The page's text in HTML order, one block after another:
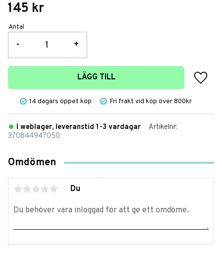
145 kr
Antal
+
-
LÄGG TILL
Lägg
14 dagars öppet köp Fri frakt vid köp över 800kr
I weblager, leveranstid 1-3 vardagar
Artikelnr
370844947050
Omdömen
Du